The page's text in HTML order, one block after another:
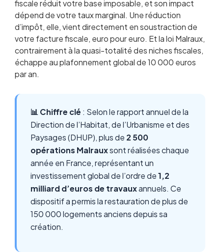
fiscale réduit votre base imposable, et son impact
dépend de votre taux marginal. Une réduction
d’impôt, elle, vient directement en soustraction de
votre facture fiscale, euro pour euro. Et la loi Malraux,
contrairement à la quasi-totalité des niches fiscales,
échappe au plafonnement global de 10 000 euros
par an.
📊 Chiffre clé : Selon le rapport annuel de la
Direction de l’Habitat, de l’Urbanisme et des
Paysages (DHUP), plus de 2 500
opérations Malrauxsont réalisées chaque
année en France, représentant un
investissement global de l’ordre de1,2
milliard d’euros de travauxannuels. Ce
dispositif a permis la restauration de plus de
150 000 logements anciens depuis sa
création.